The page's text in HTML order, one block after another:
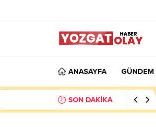
ANASAYFA GÜNDEM
SON DAKİKA